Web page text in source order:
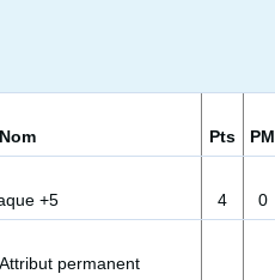
Nom Pts PM
+5 4 0
permanent